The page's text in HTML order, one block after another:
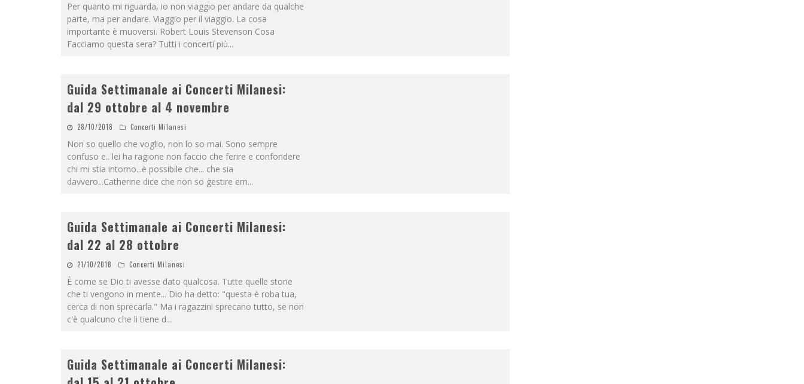
Per quanto mi riguarda, io non viaggio per andare da qualche
parte, ma per andare. Viaggio per il viaggio. La cosa
importante è muoversi. Robert Louis Stevenson Cosa
Facciamo questa sera? Tutti i concerti più...
Guida Settimanale ai Concerti Milanesi:
dal 29 ottobre al 4 novembre
28/10/2018 Concerti Milanesi
Non so quello che voglio, non lo so mai. Sono sempre
confuso e.. lei ha ragione non faccio che ferire e confondere
chi mi stia intorno...è possibile che... che sia
davvero...Catherine dice che non so gestire em...
Guida Settimanale ai Concerti Milanesi:
dal 22 al 28 ottobre
21/10/2018 Concerti Milanesi
È come se Dio ti avesse dato qualcosa. Tutte quelle storie
che ti vengono in mente... Dio ha detto: "questa è roba tua,
cerca di non sprecarla." Ma i ragazzini sprecano tutto, se non
c'è qualcuno che li tiene d...
Guida Settimanale ai Concerti Milanesi: